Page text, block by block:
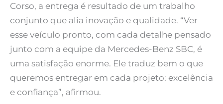
Corso, a entrega é resultado de um trabalho
conjunto que alia inovação e qualidade. “Ver
esse veículo pronto, com cada detalhe pensado
junto com a equipe da Mercedes-Benz SBC, é
uma satisfação enorme. Ele traduz bem o que
queremos entregar em cada projeto: excelência
e confiança”, afirmou.